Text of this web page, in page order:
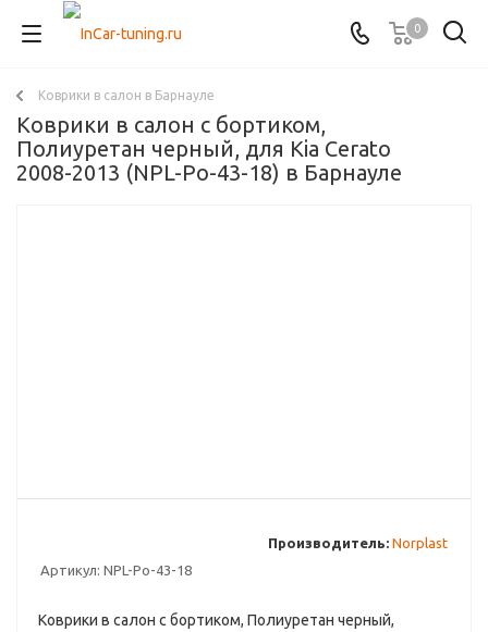
0
Коврики в салон в Барнауле
Коврики в салон с бортиком,
Полиуретан черный, для Kia Cerato
2008-2013 (NPL-Po-43-18) в Барнауле
Артикул: NPL-Po-43-18
Производитель: Norplast
Коврики в салон с бортиком, Полиуретан черный,